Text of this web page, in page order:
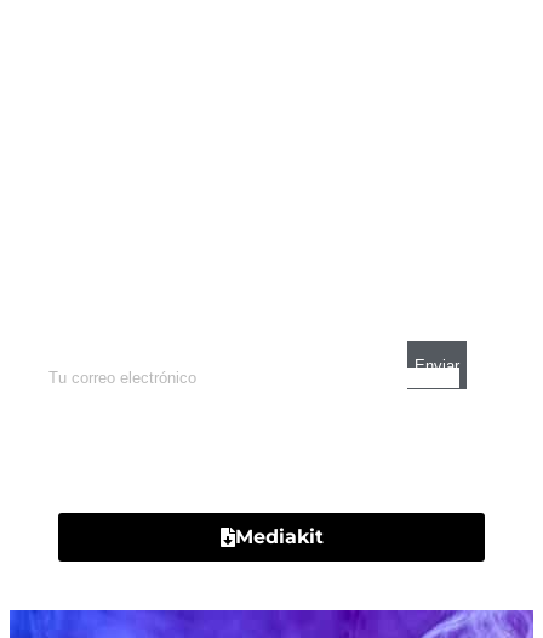
Mediakit